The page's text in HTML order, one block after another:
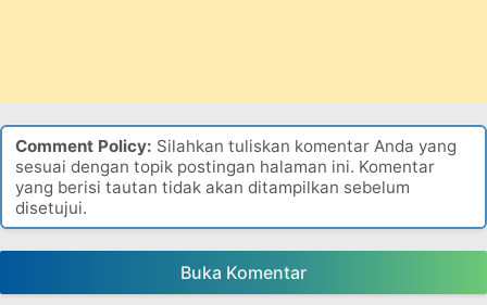
Comment Policy: Silahkan tuliskan komentar Anda yang
sesuai dengan topik postingan halaman ini. Komentar
yang berisi tautan tidak akan ditampilkan sebelum
disetujui.
Buka Komentar